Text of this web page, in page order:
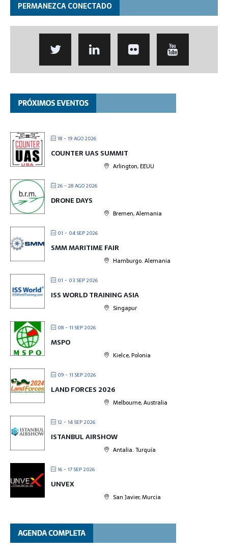
PERMANEZCA CONECTADO
18 - 19 AGO 2026
COUNTER UAS SUMMIT
Arlington, EEUU
26 - 28 AGO 2026
DRONE DAYS
Bremen, Alemania
01 - 04 SEP 2026
SMM MARITIME FAIR
Hamburgo. Alemania
01 - 03 SEP 2026
ISS WORLD TRAINING ASIA
Singapur
08 - 11 SEP 2026
MSPO
Kielce, Polonia
09 - 11 SEP 2026
LAND FORCES 2026
Melbourne, Australia
12 - 14 SEP 2026
ISTANBUL AIRSHOW
Antalia. Turquía
16 - 17 SEP 2026
UNVEX
San Javier, Murcia